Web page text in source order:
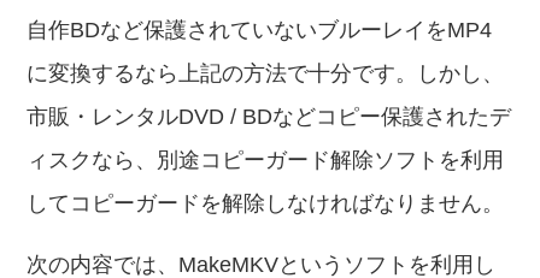
自作BDなど保護されていないブルーレイをMP4
に変換するなら上記の方法で十分です。しかし、
市販・レンタルDVD / BDなどコピー保護されたデ
ィスクなら、別途コピーガード解除ソフトを利用
してコピーガードを解除しなければなりません。
次の内容では、MakeMKVというソフトを利用し